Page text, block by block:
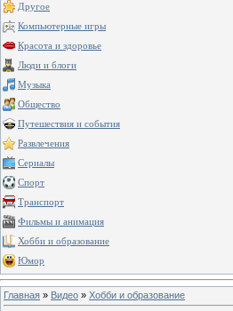
Другое
Компьютерные игры
Красота и здоровье
Люди и блоги
Музыка
Общество
Путешествия и события
Развлечения
Сериалы
Спорт
Транспорт
Фильмы и анимация
Хобби и образование
Юмор
Главная » Видео » Хобби и образование